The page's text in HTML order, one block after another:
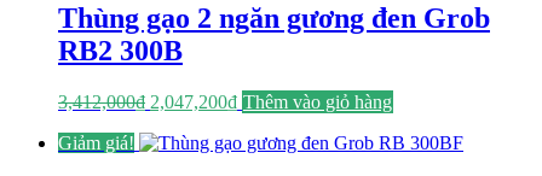
2,047,200₫.
Thùng gạo 2 ngăn gương đen Grob
RB2 300B
3,412,000₫ Giá
là:
2,047,200₫Giá
tại
Thêm vào giỏ hàng
Giảm giá!